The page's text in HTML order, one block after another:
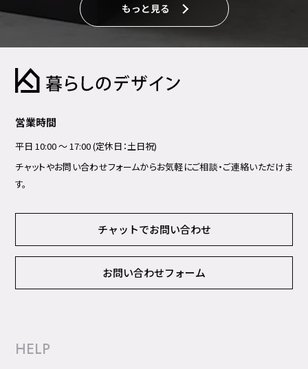
もっと見る
営業時間
平日 10:00 ～ 17:00 (定休日：土日祝)
チャットやお問い合わせフォームからお気軽にご相談・ご連絡いただけま
す。
チャットでお問い合わせ
お問い合わせフォーム
HELP